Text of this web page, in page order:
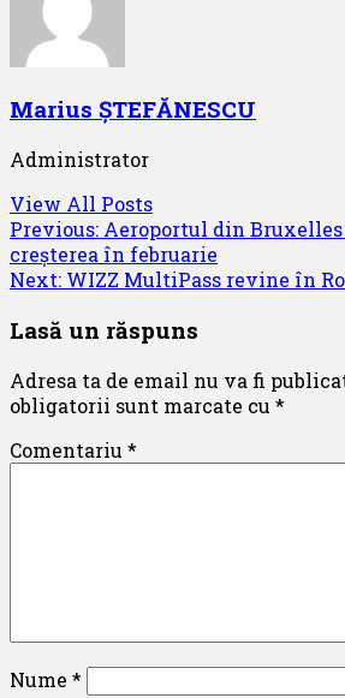
Marius ȘTEFĂNESCU
Administrator
View All Posts
Post
navigation
Previous: Aeroportul din
creșterea în februarie
Next: WIZZ MultiPass revine în
Lasă un răspuns
Adresa ta de email nu va fi
obligatorii sunt marcate cu *
Comentariu *
Nume *